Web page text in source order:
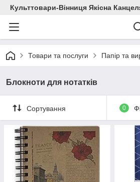
Культтовари-Вінниця Якісна
Товари та послуги Папір та
Блокноти для нотатків
Сортування 0